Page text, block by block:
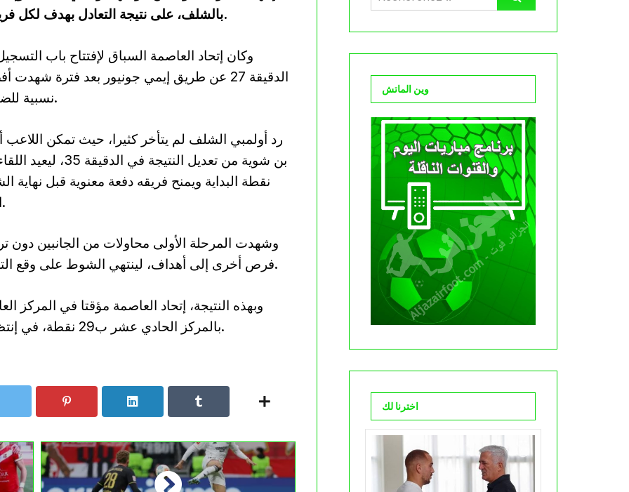
بالشلف، على نتيجة التعادل بهدف لكل فريق ضمن الجولة 25 من البطولة المحترفة.
وكان إتحاد العاصمة السباق لإفتتاح باب
الدقيقة 27 عن طريق إيمي جونيور بعد فترة شهدت
نسبية للضيوف.
رد أولمبي الشلف لم يتأخر كثيرا، حيث تمكن اللاعب
بن شوية من تعديل النتيجة في الدقيقة
نقطة البداية ويمنح فريقه دفعة معنوية قبل نهاية
الأول.
وشهدت المرحلة الأولى محاولات من الجانبين دون
فرص أخرى إلى أهداف، لينتهي الشوط على وقع التعادل.
بالمركز الحادي عشر ب29 نقطة، في إنتظار ما ستسفر عنه مجريات الشوط الثاني.
وين الماتش
اخترنا لك